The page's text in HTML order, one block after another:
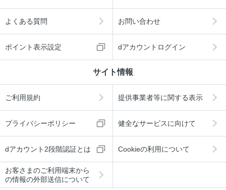
よくある質問 お問い合わせ
ポイント表示設定 dアカウントログイン
サイト情報
ご利用規約 提供事業者等に関する表示
プライバシーポリシー 健全なサービスに向けて
dアカウント2段階認証とは Cookieの利用について
お客さまのご利用端末から
の情報の外部送信について